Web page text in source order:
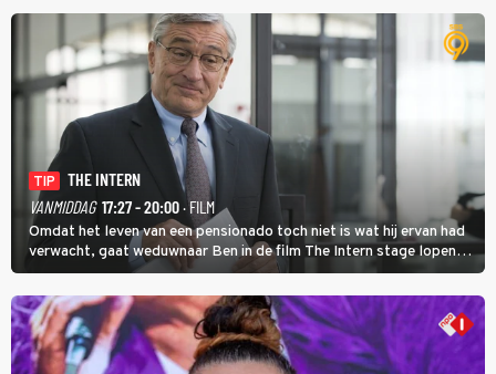
TIP
THE INTERN
VANMIDDAG 17:27 - 20:00· FILM
Omdat het leven van een pensionado toch niet is wat hij ervan had
verwacht, gaat weduwnaar Ben in de film The Intern stage lopen
bij de hippe webwinkel van Jules, wat een gouden zet blijkt te zijn.